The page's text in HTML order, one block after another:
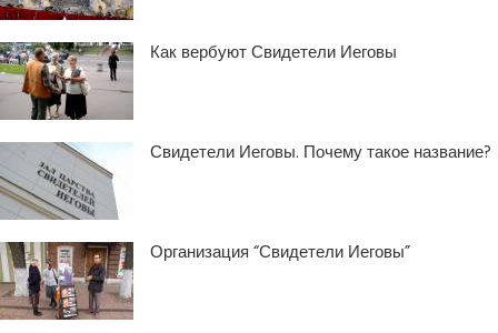
Как вербуют Свидетели Иеговы
Свидетели Иеговы. Почему такое название?
Организация “Свидетели Иеговы”